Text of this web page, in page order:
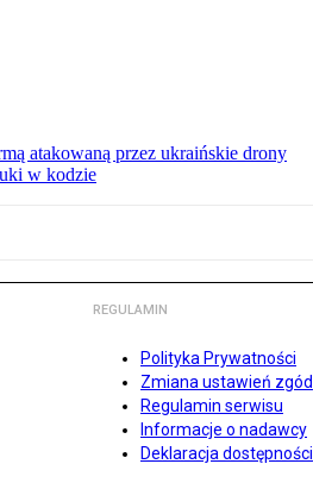
atakowaną przez ukraińskie drony
w kodzie
REGULAMIN
Polityka Prywatności
Zmiana ustawień zgód
Regulamin serwisu
Informacje o nadawcy
Deklaracja dostępności